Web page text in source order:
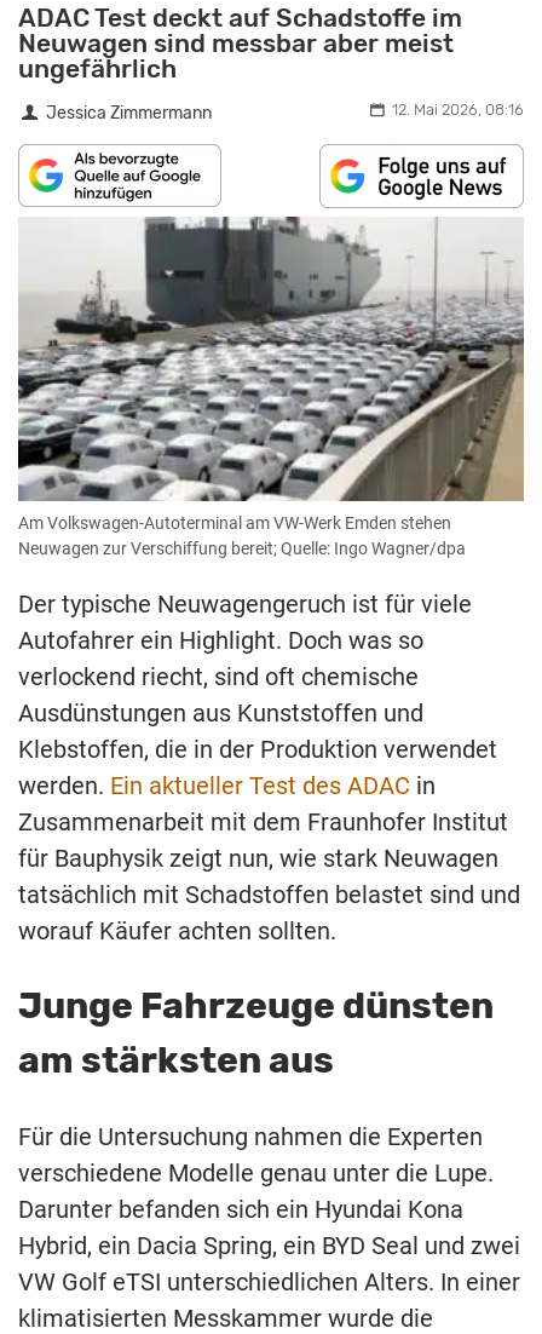
ADAC Test deckt auf Schadstoffe im
Neuwagen sind messbar aber meist
ungefährlich
Jessica Zimmermann 12. Mai 2026, 08:16
Am Volkswagen-Autoterminal am VW-Werk Emden stehen
Neuwagen zur Verschiffung bereit; Quelle: Ingo Wagner/dpa
Der typische Neuwagengeruch ist für viele
Autofahrer ein Highlight. Doch was so
verlockend riecht, sind oft chemische
Ausdünstungen aus Kunststoffen und
Klebstoffen, die in der Produktion verwendet
werden. Ein aktueller Test des ADAC in
Zusammenarbeit mit dem Fraunhofer Institut
für Bauphysik zeigt nun, wie stark Neuwagen
tatsächlich mit Schadstoffen belastet sind und
worauf Käufer achten sollten.
Junge Fahrzeuge dünsten
am stärksten aus
Für die Untersuchung nahmen die Experten
verschiedene Modelle genau unter die Lupe.
Darunter befanden sich ein Hyundai Kona
Hybrid, ein Dacia Spring, ein BYD Seal und zwei
VW Golf eTSI unterschiedlichen Alters. In einer
klimatisierten Messkammer wurde die